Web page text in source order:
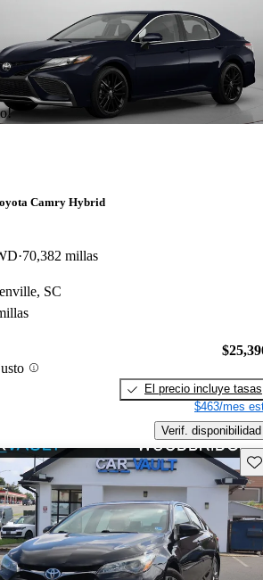
Camry Hybrid
70,382 millas
SC
El precio incluye tasas
$463/mes
Verif. disponibilidad
Aviso